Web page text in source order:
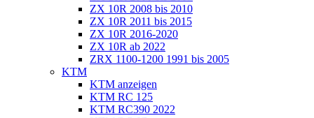
ZX 10R 2008 bis 2010
ZX 10R 2011 bis 2015
ZX 10R 2016-2020
ZX 10R ab 2022
ZRX 1100-1200 1991 bis 2005
KTM
KTM anzeigen
KTM RC 125
KTM RC390 2022